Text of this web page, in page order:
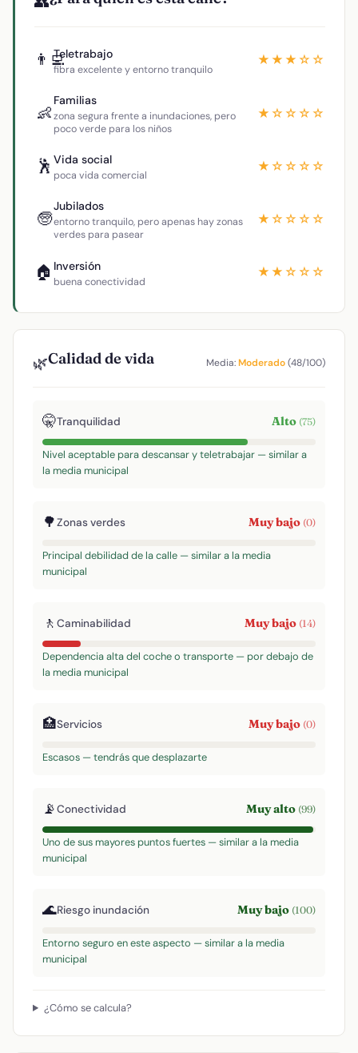
👨‍💻Teletrabajo
fibra excelente y entorno tranquilo
★★★☆☆
👶
Familias
zona segura frente a inundaciones, pero
poco verde para los niños
★☆☆☆☆
🕺 Vida social
poca vida comercial
★☆☆☆☆
🧓
Jubilados
entorno tranquilo, pero apenas hay zonas
verdes para pasear
★☆☆☆☆
🏠 Inversión
buena conectividad
★★☆☆☆
🌿Calidad de vida Media:Moderado(48/100)
🤫Tranquilidad Alto (75)
Nivel aceptable para descansar y teletrabajar — similar a
la media municipal
🌳Zonas verdes Muy bajo (0)
Principal debilidad de la calle — similar a la media
municipal
🚶 Caminabilidad Muy bajo (14)
Dependencia alta del coche o transporte — por debajo de
la media municipal
🏥Servicios Muy bajo (0)
Escasos — tendrás que desplazarte
📡Conectividad Muy alto (99)
Uno de sus mayores puntos fuertes — similar a la media
municipal
🌊Riesgo inundación Muy bajo (100)
Entorno seguro en este aspecto — similar a la media
municipal
¿Cómo se calcula?